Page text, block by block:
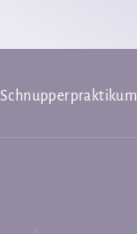
Schnupperpraktikum